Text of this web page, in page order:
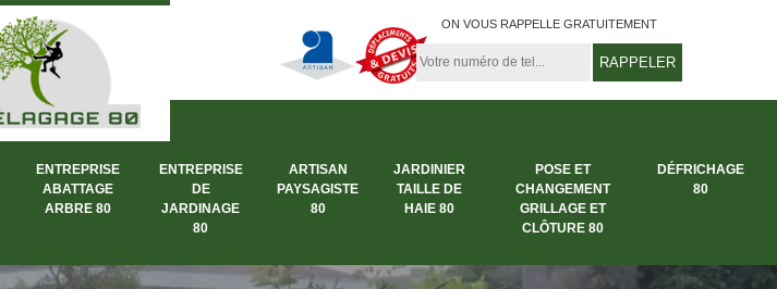
ON VOUS RAPPELLE GRATUITEMENT
ENTREPRISE
ABATTAGE
ARBRE 80
ENTREPRISE
DE
JARDINAGE
80
ARTISAN
PAYSAGISTE
80
JARDINIER
TAILLE DE
HAIE 80
POSE ET
CHANGEMENT
GRILLAGE ET
CLÔTURE 80
DÉFRICHAGE
80